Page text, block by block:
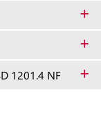
+
+
1201.4 NF +